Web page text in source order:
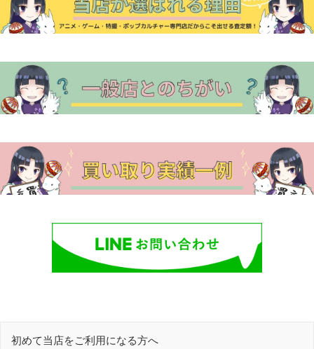
ョ
ン
初めて当店をご利用になる方へ